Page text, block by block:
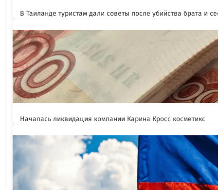
В Таиланде туристам дали советы после убийства брата и
Началась ликвидация компании Карина Кросс косметикс